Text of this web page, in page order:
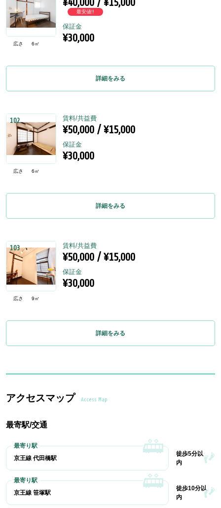
広さ 6㎡
¥40,000 / ¥15,000
最安値!!
保証金
¥30,000
詳細をみる
102
広さ 6㎡
賃料/共益費
¥50,000 / ¥15,000
保証金
¥30,000
詳細をみる
103
広さ 9㎡
賃料/共益費
¥50,000 / ¥15,000
保証金
¥30,000
詳細をみる
アクセスマップ Access Map
最寄駅/交通
京王線 代田橋駅
徒歩5分以
内
京王線 笹塚駅
徒歩10分以
内